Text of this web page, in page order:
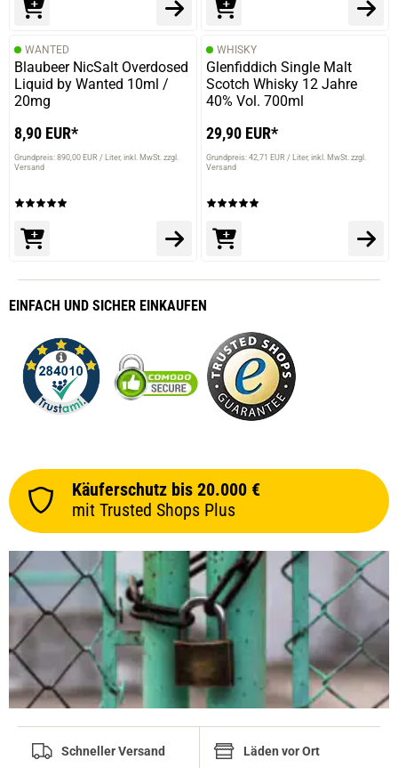
WANTED
Blaubeer NicSalt Overdosed
Liquid by Wanted 10ml /
20mg
8,90 EUR*
Grundpreis: 890,00 EUR / Liter inkl. MwSt. zzgl.
Versand
WHISKY
Glenfiddich Single Malt
Scotch Whisky 12 Jahre
40% Vol. 700ml
29,90 EUR*
Grundpreis: 42,71 EUR / Liter inkl. MwSt. zzgl.
Versand
EINFACH UND SICHER EINKAUFEN
Käuferschutz bis 20.000 €
mit Trusted Shops Plus
Schneller Versand Läden vor Ort